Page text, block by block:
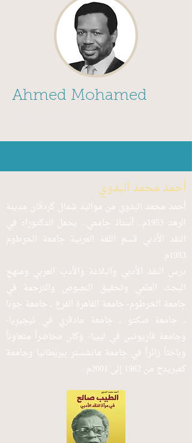
Ahmed Mohamed
أحمد محمد البدوي
أحمد محمد البدوي من مواليد شمال كردفان مدينة
الرهد 1953م.. أستاذ جامعي.. يحمل الدكتوراه في
النقد الأدبي قسم اللغة العربية جامعة الخرطوم
1983م.
درس النقد الأدبي والبلاغة والأدب العربي ومنهج
البحث العلمي وتحقيق النصوص والترجمة في
جامعة الخرطوم- جامعة القاهرة الفرع ــ جامعة جوبا
ــ جامعة صكتو ــ جامعة مادقري في نيجيريا-
وجامعة قاريونس في ليبيا- وكان محاضراً متعاوناً
وباحثاً زائراً في جامعة مانشستر ببريطانيا وجامعة
كمبريدج من 1982 إلى 2001م.